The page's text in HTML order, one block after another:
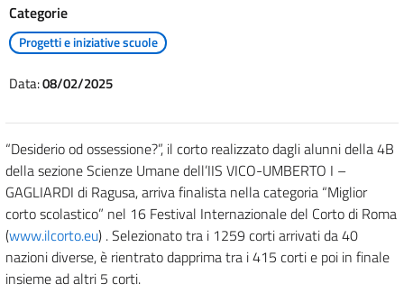
Categorie
Progetti e iniziative scuole
Data:08/02/2025
“Desiderio od ossessione?”, il corto realizzato dagli alunni della 4B
della sezione Scienze Umane dell’IIS VICO-UMBERTO I –
GAGLIARDI di Ragusa, arriva finalista nella categoria “Miglior
corto scolastico” nel 16 Festival Internazionale del Corto di Roma
(www.ilcorto.eu) . Selezionato tra i 1259 corti arrivati da 40
nazioni diverse, è rientrato dapprima tra i 415 corti e poi in finale
insieme ad altri 5 corti.